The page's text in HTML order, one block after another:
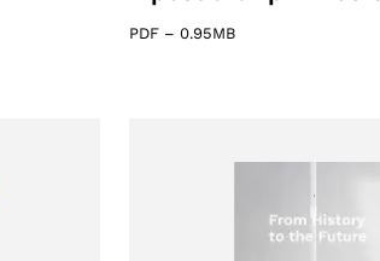
PDF – 0.95MB